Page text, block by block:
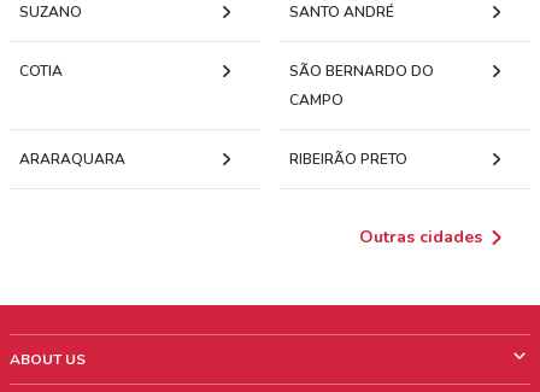
SUZANO SANTO ANDRÉ
COTIA
SÃO BERNARDO DO
CAMPO
ARARAQUARA RIBEIRÃO PRETO
Outras cidades
ABOUT US